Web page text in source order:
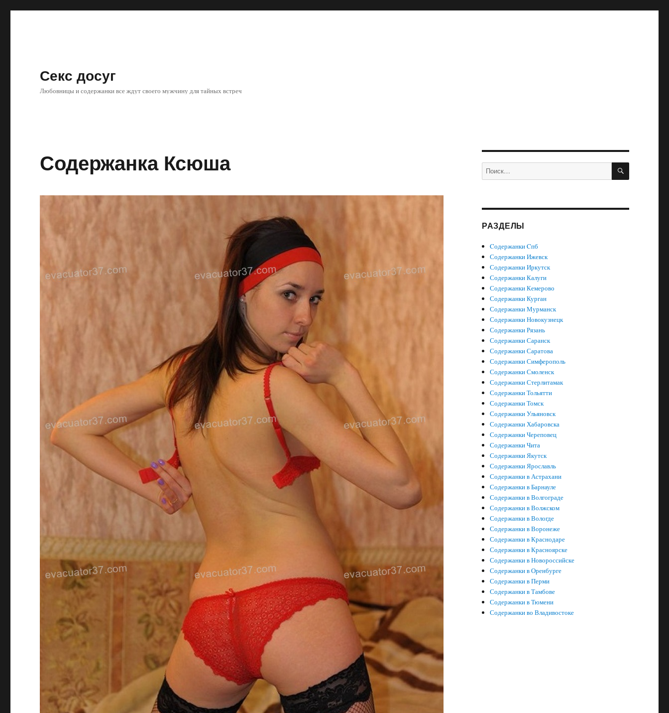
Секс досуг
Любовницы и содержанки все ждут своего мужчину для тайных встреч
Содержанка Ксюша Искать: ПОИСК
РАЗДЕЛЫ
Cодержанки Cпб
Содержанки Ижевск
Содержанки Иркутск
Содержанки Калуги
Содержанки Кемерово
Содержанки Курган
Содержанки Мурманск
Содержанки Новокузнецк
Содержанки Рязань
Содержанки Саранск
Содержанки Саратова
Содержанки Симферополь
Содержанки Смоленск
Содержанки Стерлитамак
Содержанки Тольятти
Содержанки Томск
Содержанки Ульяновск
Содержанки Хабаровска
Содержанки Череповец
Содержанки Чита
Содержанки Якутск
Содержанки Ярославль
Содержанки в Астрахани
Содержанки в Барнауле
Содержанки в Волгограде
Содержанки в Волжском
Содержанки в Вологде
Содержанки в Воронеже
Содержанки в Краснодаре
Содержанки в Красноярске
Содержанки в Новороссийске
Содержанки в Оренбурге
Содержанки в Перми
Содержанки в Тамбове
Содержанки в Тюмени
Содержанки во Владивостоке